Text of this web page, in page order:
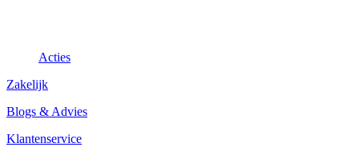
Acties
Zakelijk
Blogs & Advies
Klantenservice